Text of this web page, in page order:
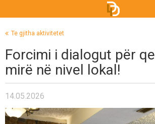
Te gjitha aktivitetet
Forcimi i dialogut për
mirë në nivel lokal!
14.05.2026